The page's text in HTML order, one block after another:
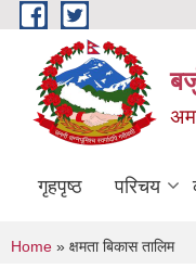
Skip to main content
गृहपृष्ठ परिचय
" कृषि,
You are here
Home » क्षमता बिकास तालिम